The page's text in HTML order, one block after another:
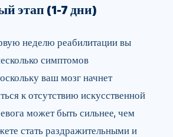
этап (1-7 дни)
неделю реабилитации вы
симптомов
ваш мозг начнет
к отсутствию искусственной
может быть сильнее, чем
стать раздражительными и